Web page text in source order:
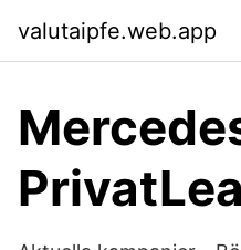
valutaipfe.web.app